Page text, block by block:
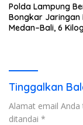
Polda Lampung
Bongkar Jaringan
Medan–Bali, 6
Tinggalkan
Alamat email Anda
ditandai *